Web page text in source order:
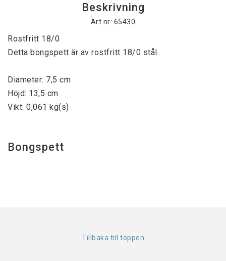
Beskrivning
Art.nr: 65430
Rostfritt 18/0
Detta bongspett är av rostfritt 18/0 stål.
Diameter: 7,5 cm
Höjd: 13,5 cm
Vikt: 0,061 kg(s)
Bongspett
Tillbaka till toppen